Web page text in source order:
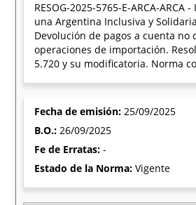
RESOG-2025-5765-E-ARCA-ARCA
una Argentina Inclusiva y Solidaria
Devolución de pagos a cuenta no
operaciones de importación.
5.720 y su modificatoria. Norma
Fecha de emisión:25/09/2025
B.O.:26/09/2025
Fe de Erratas:-
Estado de la Norma:Vigente